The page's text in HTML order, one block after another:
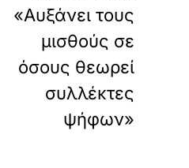
«Αυξάνει τους
μισθούς σε
όσους θεωρεί
συλλέκτες
ψήφων»